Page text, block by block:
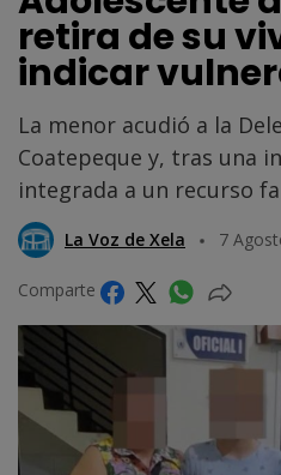
retira de su
indicar
La menor acudió a la
Coatepeque y, tras una
integrada a un recurso
La Voz de Xela 7
Comparte